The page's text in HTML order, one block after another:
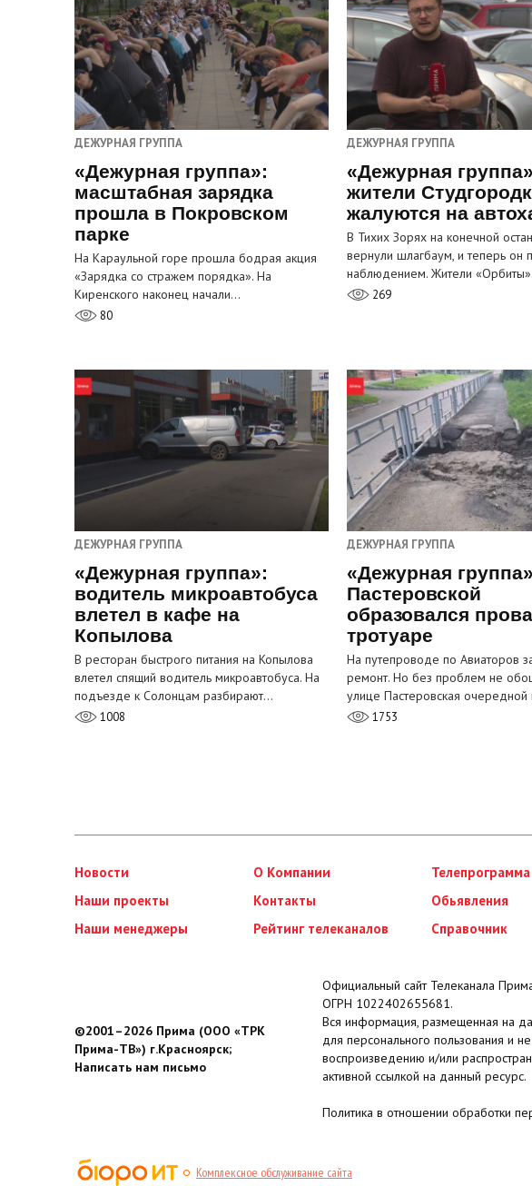
ДЕЖУРНАЯ ГРУППА
«Дежурная группа»:
масштабная зарядка
прошла в Покровском
парке
На Караульной горе прошла бодрая акция
«Зарядка со стражем порядка». На
Киренского наконец начали…
80
ДЕЖУРНАЯ ГРУППА
«Дежурная
жители
жалуются на
В Тихих Зорях на конечной
вернули шлагбаум, и теперь он
наблюдением. Жители
269
ДЕЖУРНАЯ ГРУППА
«Дежурная группа»:
водитель микроавтобуса
влетел в кафе на
Копылова
В ресторан быстрого питания на Копылова
влетел спящий водитель микроавтобуса. На
подъезде к Солонцам разбирают…
1008
ДЕЖУРНАЯ ГРУППА
«Дежурная
Пастеровской
образовался
тротуаре
На путепроводе по Авиаторов
ремонт. Но без проблем не
улице Пастеровская
1753
Новости
Наши проекты
Наши менеджеры
О Компании
Контакты
Рейтинг телеканалов
Телепрограмма
Обьявления
Справочник
©2001–2026 Прима (ООО «ТРК
Прима-ТВ») г.Красноярск;
Написать нам письмо
Официальный сайт Телеканала
ОГРН 1022402655681.
Вся информация, размещенная на
для персонального пользования и
воспроизведению и/или
активной ссылкой на данный ресурс.
Политика в отношении обработки
Комплексное обслуживание сайта